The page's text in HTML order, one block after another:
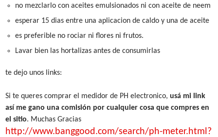
no mezclarlo con aceites emulsionados ni con aceite de neem
esperar 15 dias entre una aplicacion de caldo y una de aceite
es preferible no rociar ni flores ni frutos.
Lavar bien las hortalizas antes de consumirlas
te dejo unos links:
Si te queres comprar el medidor de PH electronico,usá mi link
así me gano una comisión por cualquier cosa que compres en
el sitio. Muchas Gracias
http://www.banggood.com/search/ph-meter.html?